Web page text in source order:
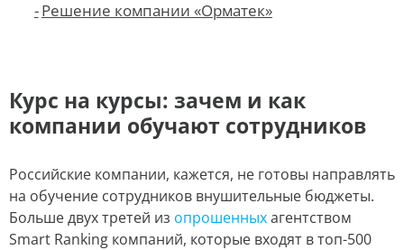
Решение компании «Орматек»
Курс на курсы: зачем и как
компании обучают сотрудников
Российские компании, кажется, не готовы направлять
на обучение сотрудников внушительные бюджеты.
Больше двух третей из опрошенныхагентством
Smart Ranking компаний, которые входят в топ-500